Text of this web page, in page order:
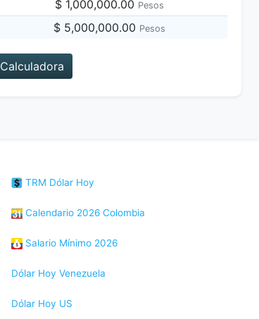
$ 1,000,000.00 Pesos
$ 5,000,000.00 Pesos
Calculadora
TRM Dólar Hoy
Calendario 2026 Colombia
Salario Mínimo 2026
Dólar Hoy Venezuela
Dólar Hoy US